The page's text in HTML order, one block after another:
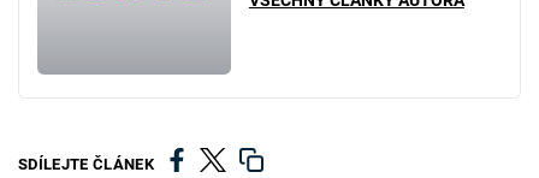
SDÍLEJTE ČLÁNEK